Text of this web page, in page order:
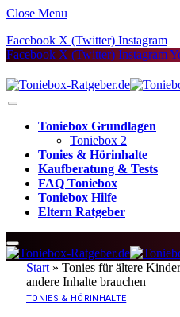
Close Menu
Facebook X (Twitter) Instagram
Facebook X (Twitter) Instagram
Toniebox Grundlagen
Toniebox 2
Tonies & Hörinhalte
Kaufberatung & Tests
FAQ Toniebox
Toniebox Hilfe
Eltern Ratgeber
Start » Tonies für ältere
andere Inhalte brauchen
TONIES & HÖRINHALTE